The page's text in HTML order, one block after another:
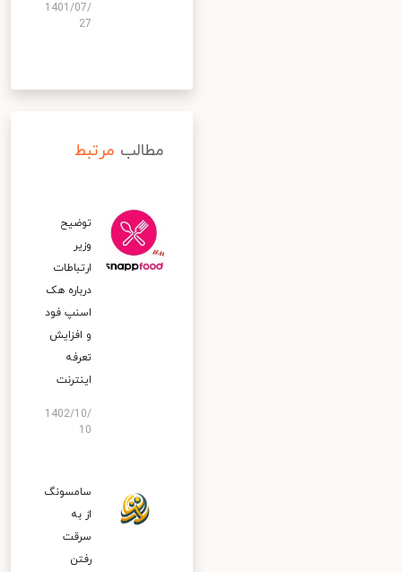
1401/07/
27
مطالب مرتبط
توضیح
وزیر
ارتباطات
درباره هک
اسنپ‌ فود
و افزایش
تعرفه
اینترنت
1402/10/
10
سامسونگ
از به
سرقت
رفتن